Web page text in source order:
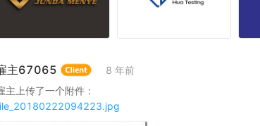
主67065
8 年前
主上传了一个附件：